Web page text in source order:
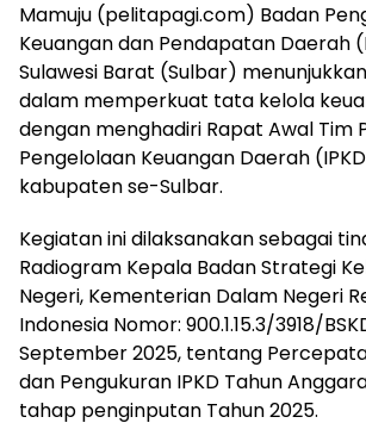
Mamuju (pelitapagi.com) Badan
Keuangan dan Pendapatan Daerah
Sulawesi Barat (Sulbar)
dalam memperkuat tata kelola
dengan menghadiri Rapat Awal Tim
Pengelolaan Keuangan Daerah
kabupaten se-Sulbar.
Kegiatan ini dilaksanakan sebagai
Radiogram Kepala Badan Strategi
Negeri, Kementerian Dalam Negeri
Indonesia Nomor: 900.1.15.3/3918/
September 2025, tentang
dan Pengukuran IPKD Tahun
tahap penginputan Tahun 2025.